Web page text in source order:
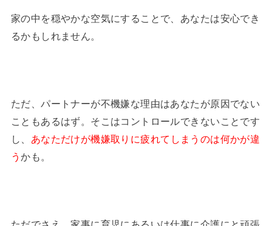
家の中を穏やかな空気にすることで、あなたは安心でき
るかもしれません。
ただ、パートナーが不機嫌な理由はあなたが原因でない
こともあるはず。そこはコントロールできないことです
し、 あなただけが機嫌取りに疲れてしまうのは何かが違
うかも。